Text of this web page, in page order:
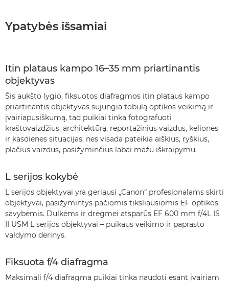
Ypatybės išsamiai
Itin plataus kampo 16–35 mm priartinantis
objektyvas
Šis aukšto lygio, fiksuotos diafragmos itin plataus kampo
priartinantis objektyvas sujungia tobulą optikos veikimą ir
įvairiapusiškumą, tad puikiai tinka fotografuoti
kraštovaizdžius, architektūrą, reportažinius vaizdus, keliones
ir kasdienes situacijas, nes visada pateikia aiškius, ryškius,
plačius vaizdus, pasižyminčius labai mažu iškraipymu.
L serijos kokybė
L serijos objektyvai yra geriausi „Canon“ profesionalams skirti
objektyvai, pasižymintys pačiomis tiksliausiomis EF optikos
savybėmis. Dulkėms ir drėgmei atsparūs EF 600 mm f/4L IS
II USM L serijos objektyvai – puikaus veikimo ir paprasto
valdymo derinys.
Fiksuota f/4 diafragma
Maksimali f/4 diafragma puikiai tinka naudoti esant įvairiam